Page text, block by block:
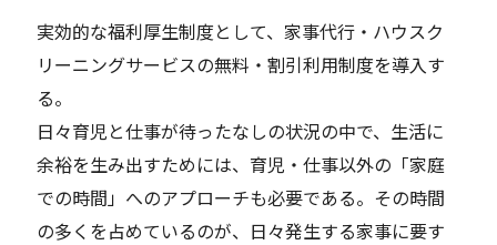
実効的な福利厚生制度として、家事代行・ハウスク
リーニングサービスの無料・割引利用制度を導入す
る。
日々育児と仕事が待ったなしの状況の中で、生活に
余裕を生み出すためには、育児・仕事以外の「家庭
での時間」へのアプローチも必要である。その時間
の多くを占めているのが、日々発生する家事に要す